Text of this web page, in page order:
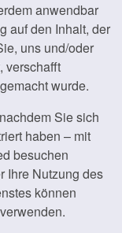
anwendbar
auf den Inhalt, der
uns und/oder
verschafft
wurde.
Sie sich
haben – mit
besuchen
Ihre Nutzung des
können